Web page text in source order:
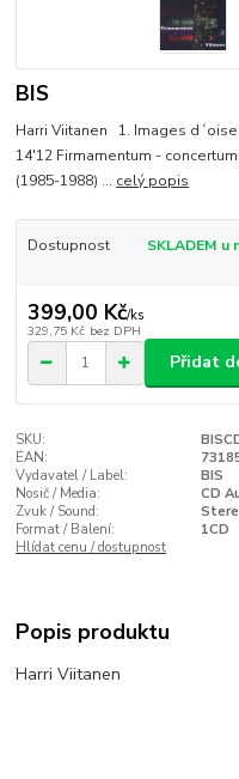
BIS
Harri Viitanen 1. Images
14'12 Firmamentum -
(1985-1988) ... celý popis
Dostupnost SKLADEM u
399,00 Kč/ks
329,75 Kč bez DPH
Přidat
SKU:
EAN:
Vydavatel / Label:
BIS
Nosič / Media:
CD
Zvuk / Sound:
Format / Balení:
1CD
Hlídat cenu / dostupnost
Popis produktu
Harri Viitanen